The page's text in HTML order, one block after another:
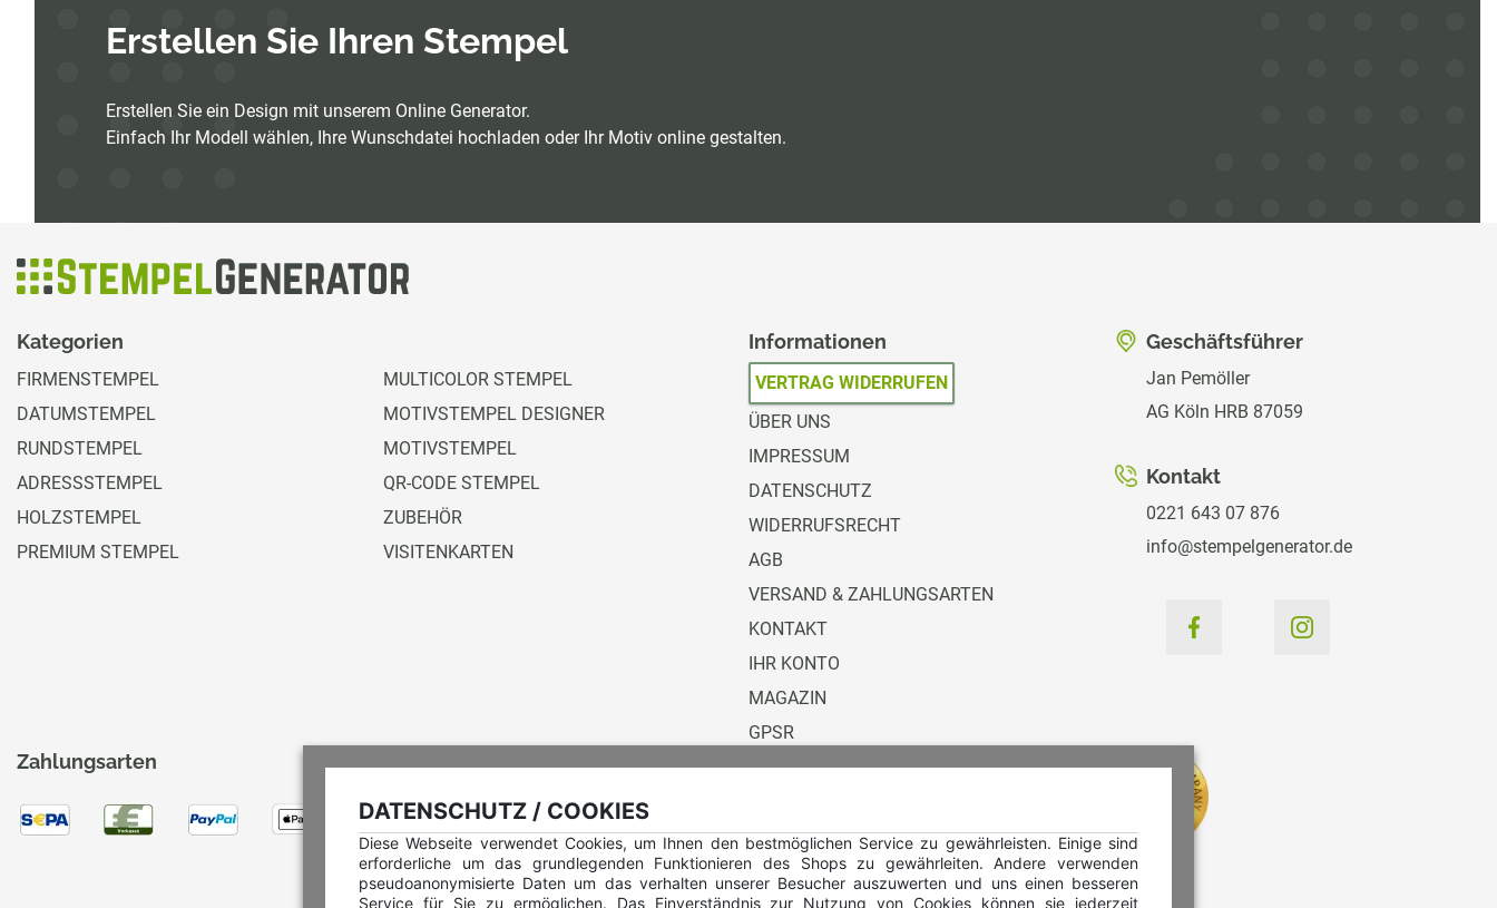
DATENSCHUTZ / COOKIES
Diese Webseite verwendet Cookies, um Ihnen den bestmöglichen Service zu gewährleisten. Einige sind
erforderliche um das grundlegenden Funktionieren des Shops zu gewährleiten. Andere verwenden
pseudoanonymisierte Daten um das verhalten unserer Besucher auszuwerten und uns einen besseren
Service für Sie zu ermöglichen. Das Einverständnis zur Nutzung von Cookies können sie jederzeit
Erstellen Sie Ihren Stempel
Erstellen Sie ein Design mit unserem Online Generator.
Einfach Ihr Modell wählen, Ihre Wunschdatei hochladen oder Ihr Motiv online gestalten.
Kategorien
FIRMENSTEMPEL
DATUMSTEMPEL
RUNDSTEMPEL
ADRESSSTEMPEL
HOLZSTEMPEL
PREMIUM STEMPEL
MULTICOLOR STEMPEL
MOTIVSTEMPEL DESIGNER
MOTIVSTEMPEL
QR-CODE STEMPEL
ZUBEHÖR
VISITENKARTEN
Informationen
VERTRAG WIDERRUFEN
ÜBER UNS
IMPRESSUM
DATENSCHUTZ
WIDERRUFSRECHT
AGB
VERSAND & ZAHLUNGSARTEN
KONTAKT
IHR KONTO
MAGAZIN
GPSR
Geschäftsführer
Jan Pemöller
AG Köln HRB 87059
Kontakt
0221 643 07 876
info@stempelgenerator.de
Zahlungsarten